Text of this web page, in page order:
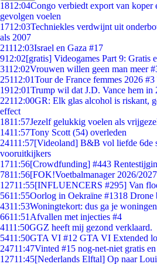
1812:04Congo verbiedt export van koper
gevolgen voelen
1712:03Techniekles verdwijnt uit
als 2007
21112:03Israel en Gaza #17
912:02[gratis] Videogames Part 9: Gratis
3112:02Vrouwen willen geen man meer
25112:01Tour de France femmes 2026
1912:01Trump wil dat J.D. Vance hem in
22112:00GR: Elk glas alcohol is riskant,
effect
1811:57Jezelf gelukkig voelen als
1411:57Tony Scott (54) overleden
24111:57[Videoland] B&B vol liefde 6de
vooruitkijkers
1711:56[Crowdfunding] #443
7811:56[FOK!Voetbalmanager 2026/
12711:55[INFLUENCERS #295] Van
5611:55Oorlog in Oekraïne #1318 Drone
4311:53Woningtekort: dus ga je
6611:51 Afvallen met injecties #4
4111:50GGZ heeft mij gezond verklaard.
5411:50GTA VI #12 GTA VI Extended
24711:47Vinted #15 nog-net-niet gratis
12711:45[Nederlands Elftal] Op naar